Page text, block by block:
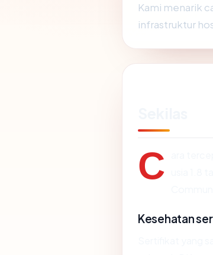
Kami menarik
infrastruktur
C
Kesehatan